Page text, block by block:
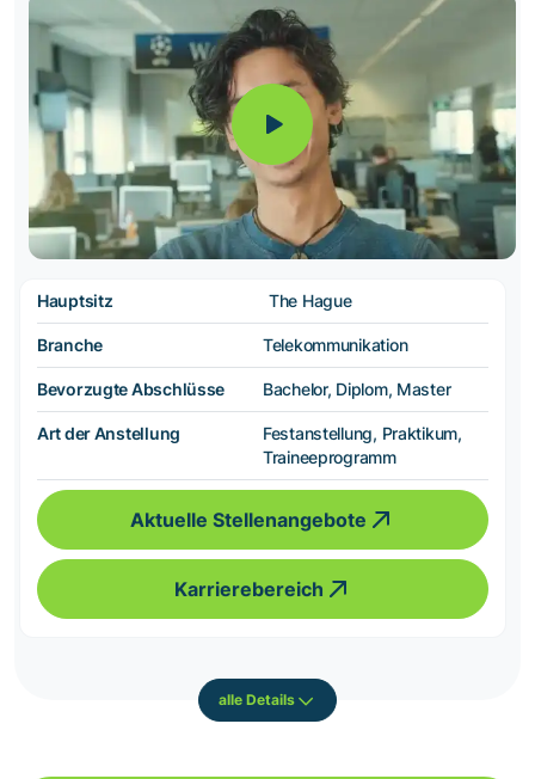
Hauptsitz The Hague
Branche Telekommunikation
Bevorzugte Abschlüsse Bachelor, Diplom, Master
Art der Anstellung
Festanstellung, Praktikum,
Traineeprogramm
Aktuelle Stellenangebote
Karrierebereich
alle Details